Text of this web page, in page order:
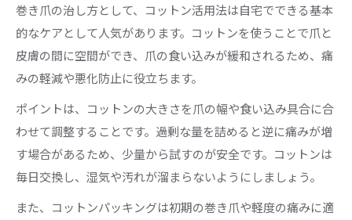
巻き爪の治し方として、コットン活用法は自宅でできる基本
的なケアとして人気があります。コットンを使うことで爪と
皮膚の間に空間ができ、爪の食い込みが緩和されるため、痛
みの軽減や悪化防止に役立ちます。
ポイントは、コットンの大きさを爪の幅や食い込み具合に合
わせて調整することです。過剰な量を詰めると逆に痛みが増
す場合があるため、少量から試すのが安全です。コットンは
毎日交換し、湿気や汚れが溜まらないようにしましょう。
また、コットンパッキングは初期の巻き爪や軽度の痛みに適